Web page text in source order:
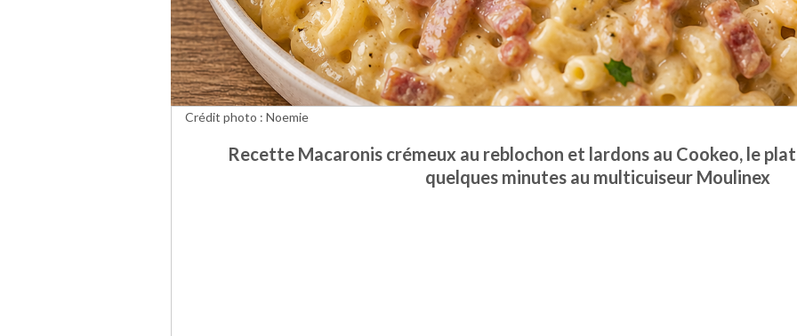
Recette Macaronis crémeux au reblochon et lardons au Cookeo, le
quelques minutes au multicuiseur Moulinex
Crédit photo : Noemie